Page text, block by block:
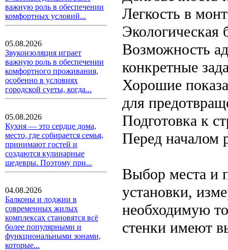
важную роль в обеспечении
комфортных условий...
05.08.2026
Звукоизоляция играет
важную роль в обеспечении
комфортного проживания,
особенно в условиях
городской суеты, когда...
05.08.2026
Кухня — это сердце дома,
место, где собирается семья,
принимают гостей и
создаются кулинарные
шедевры. Поэтому при...
04.08.2026
Балконы и лоджии в
современных жилых
комплексах становятся всё
более популярными и
функциональными зонами,
которые...
Легкость в
Экологическая
Возможность
конкретные
Хорошие
для
Подготовка к
Перед началом
Выбор места и
установки,
необходимую
стенки имеют